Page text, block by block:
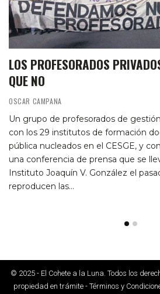
LOS PROFESORADOS
QUE NO
OSCAR CAMPANA
Un grupo de profesorados de
con los 29 institutos de formación
pública nucleados en el CESGE, y
una conferencia de prensa que se
Instituto Joaquín V. González el
reproducen las…
© 2025 - El Cohete a la Luna. Todos los
propiedad en trámite - Términos y